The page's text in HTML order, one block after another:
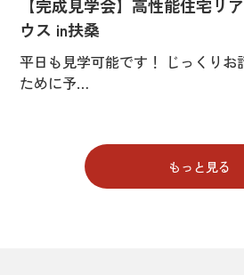
【完成見学会】高性能住宅リ
ウス in扶桑
平日も見学可能です！ じっくりお
ために予…
もっと見る